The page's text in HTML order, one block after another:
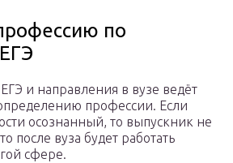
по
и направления в вузе ведёт
профессии. Если
осознанный, то выпускник не
после вуза будет работать
сфере.